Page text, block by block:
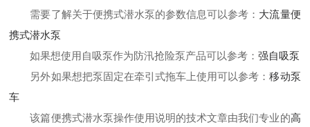
需要了解关于便携式潜水泵的参数信息可以参考： 大流量便
携式潜水泵
如果想使用自吸泵作为防汛抢险泵产品可以参考：强自吸泵
另外如果想把泵固定在牵引式拖车上使用可以参考：移动泵
车
该篇便携式潜水泵操作使用说明的技术文章由我们专业的高